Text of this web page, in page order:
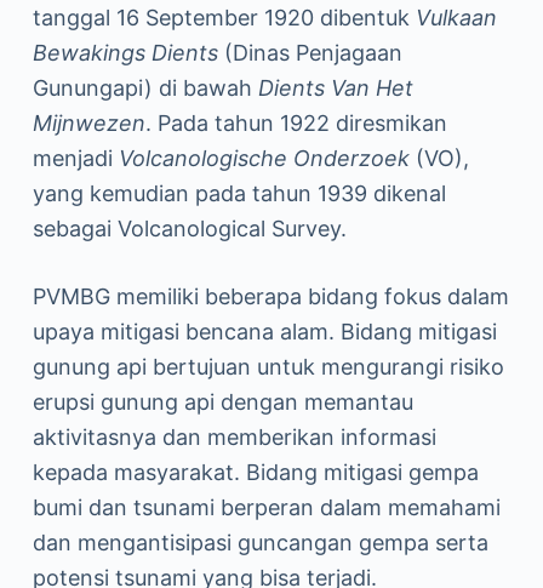
tanggal 16 September 1920 dibentuk Vulkaan
Bewakings Dients(Dinas Penjagaan
Gunungapi) di bawah Dients Van Het
Mijnwezen. Pada tahun 1922 diresmikan
menjadi Volcanologische Onderzoek(VO),
yang kemudian pada tahun 1939 dikenal
sebagai Volcanological Survey.
PVMBG memiliki beberapa bidang fokus dalam
upaya mitigasi bencana alam. Bidang mitigasi
gunung api bertujuan untuk mengurangi risiko
erupsi gunung api dengan memantau
aktivitasnya dan memberikan informasi
kepada masyarakat. Bidang mitigasi gempa
bumi dan tsunami berperan dalam memahami
dan mengantisipasi guncangan gempa serta
potensi tsunami yang bisa terjadi.